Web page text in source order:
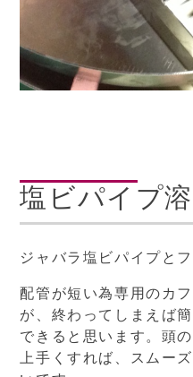
塩ビパイプ
ジャバラ塩ビパイプと
配管が短い為専用のカ
が、終わってしまえば
できると思います。頭
上手くすれば、スムー